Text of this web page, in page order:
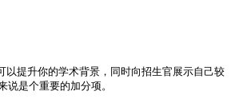
提升你的学术背景，同时向招生官展示自己较
说是个重要的加分项。